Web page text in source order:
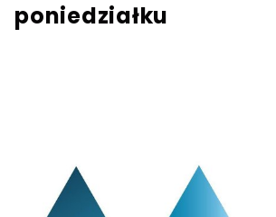
poniedziałku